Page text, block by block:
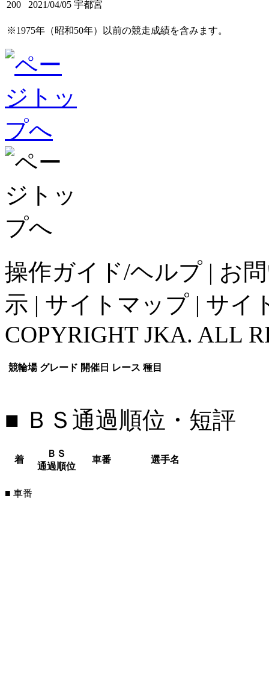
200 2021/04/05 宇都宮
※1975年（昭和50年）以前の競走成績を含みます。
操作ガイド/ヘルプ | お
示 | サイトマップ | サイ
COPYRIGHT JKA. ALL
競輪場 グレード 開催日 レース 種目
■ ＢＳ通過順位・短評
着
ＢＳ
通過順位
車番 選手名
■ 車番